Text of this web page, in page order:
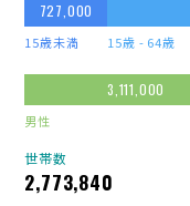
727,000
15歳未満 15歳 - 64歳
3,111,000
男性
世帯数
2,773,840